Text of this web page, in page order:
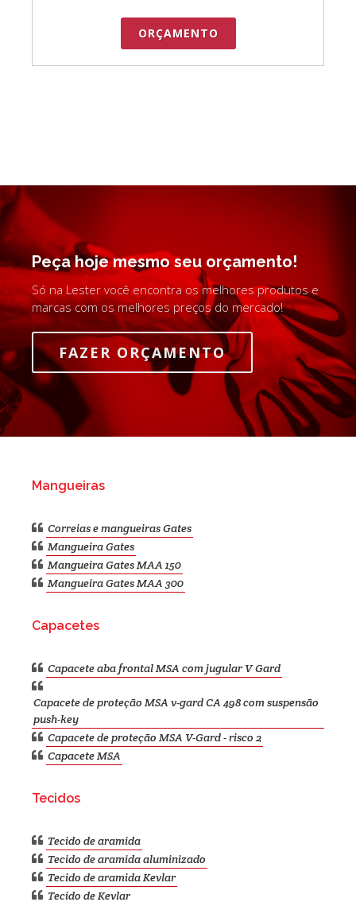
ORÇAMENTO
Peça hoje mesmo seu orçamento!
Só na Lester você encontra os melhores produtos e
marcas com os melhores preços do mercado!
FAZER ORÇAMENTO
Mangueiras
Correias e mangueiras Gates
Mangueira Gates
Mangueira Gates MAA 150
Mangueira Gates MAA 300
Capacetes
Capacete aba frontal MSA com jugular V Gard
Capacete de proteção MSA v-gard CA 498 com suspensão
push-key
Capacete de proteção MSA V-Gard - risco 2
Capacete MSA
Tecidos
Tecido de aramida
Tecido de aramida aluminizado
Tecido de aramida Kevlar
Tecido de Kevlar